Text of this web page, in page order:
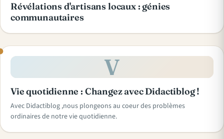
Révélations d'artisans locaux : génies
communautaires
V
Vie quotidienne : Changez avec Didactiblog !
Avec Didactiblog ,nous plongeons au coeur des problèmes
ordinaires de notre vie quotidienne.